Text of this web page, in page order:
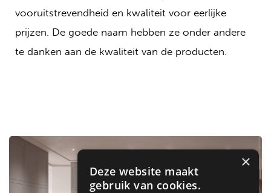
vooruitstrevendheid en kwaliteit voor eerlijke
prijzen. De goede naam hebben ze onder andere
te danken aan de kwaliteit van de producten.
×
Deze website maakt
gebruik van cookies.